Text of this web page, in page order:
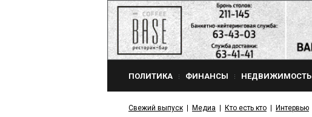
ПОЛИТИКА ФИНАНСЫ НЕДВИЖИМОСТЬ
Свежий выпуск Медиа Кто есть кто Интервью